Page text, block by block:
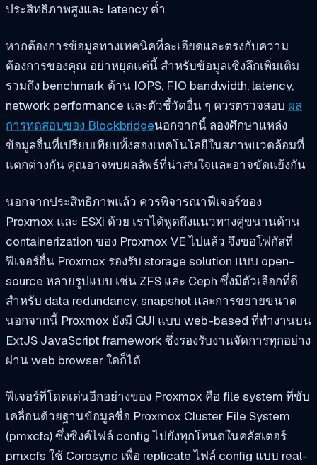
ประสิทธิภาพสูงและ latency ต่ำ
หากต้องการข้อมูลทางเทคนิคที่ละเอียดและตรงกับความ
ต้องการของคุณ อย่าหยุดแค่นี้ สำหรับข้อมูลเชิงลึกเพิ่มเติม
รวมถึง benchmark ด้าน IOPS, FIO bandwidth, latency,
network performance และตัวชี้วัดอื่น ๆ ควรตรวจสอบ ผล
การทดสอบของ Blockbridgeนอกจากนี้ ลองศึกษาแหล่ง
ข้อมูลอื่นที่เปรียบเทียบทั้งสองเทคโนโลยีในสภาพแวดล้อมที่
แตกต่างกัน คุณอาจพบผลลัพธ์ที่น่าสนใจและอาจขัดแย้งกัน
นอกจากประสิทธิภาพแล้ว ควรพิจารณาฟีเจอร์ของ
Proxmox และ ESXi ด้วย เราได้พูดถึงแนวทางคู่ขนานด้าน
containerization ของ Proxmox VE ไปแล้ว จึงขอโฟกัสที่
ฟีเจอร์อื่น Proxmox รองรับ storage solution แบบ open-
source หลายรูปแบบ เช่น ZFS และ Ceph ซึ่งมีตัวเลือกที่ดี
สำหรับ data redundancy, snapshot และการขยายขนาด
นอกจากนี้ Proxmox ยังมี GUI แบบ web-based ที่ทำงานบน
ExtJS JavaScript framework ซึ่งรองรับงานจัดการทุกอย่าง
ผ่าน web browser ใดก็ได้
ฟีเจอร์ที่โดดเด่นอีกอย่างของ Proxmox คือ file system ที่ขับ
เคลื่อนด้วยฐานข้อมูลชื่อ Proxmox Cluster File System
(pmxcfs) ซึ่งซิงค์ไฟล์ config ไปยังทุกโหนดในคลัสเตอร์
pmxcfs ใช้ Corosync เพื่อ replicate ไฟล์ config แบบ real-